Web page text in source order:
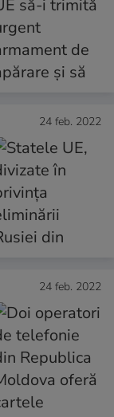
24 feb. 2022
24 feb. 2022